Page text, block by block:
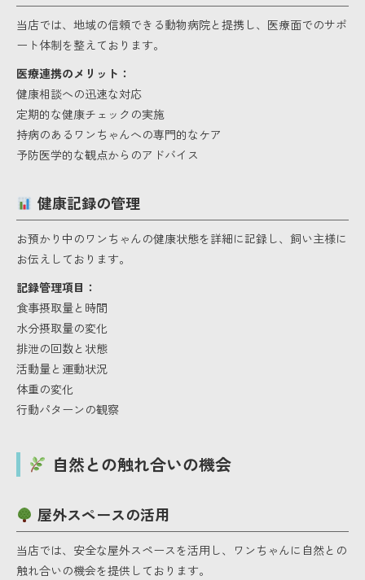
当店では、地域の信頼できる動物病院と提携し、医療面でのサポ
ート体制を整えております。
医療連携のメリット：
健康相談への迅速な対応
定期的な健康チェックの実施
持病のあるワンちゃんへの専門的なケア
予防医学的な観点からのアドバイス
健康記録の管理
お預かり中のワンちゃんの健康状態を詳細に記録し、飼い主様に
お伝えしております。
記録管理項目：
食事摂取量と時間
水分摂取量の変化
排泄の回数と状態
活動量と運動状況
体重の変化
行動パターンの観察
自然との触れ合いの機会
屋外スペースの活用
当店では、安全な屋外スペースを活用し、ワンちゃんに自然との
触れ合いの機会を提供しております。